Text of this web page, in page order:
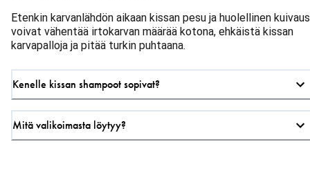
Etenkin karvanlähdön aikaan kissan pesu ja huolellinen kuivaus
voivat vähentää irtokarvan määrää kotona, ehkäistä kissan
karvapalloja ja pitää turkin puhtaana.
Kenelle kissan shampoot sopivat?
Mitä valikoimasta löytyy?